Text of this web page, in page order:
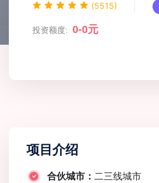
(5515)
投资额度: 0-0元
项目介绍
合伙城市： 二三线城市